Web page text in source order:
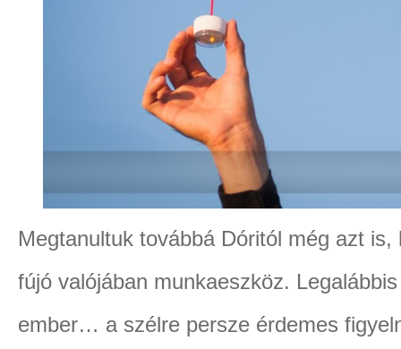
Megtanultuk továbbá Dóritól még azt
fújó valójában munkaeszköz.
ember… a szélre persze érdemes